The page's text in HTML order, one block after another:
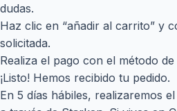
dudas.
Haz clic en “añadir al carrito” y
solicitada.
Realiza el pago con el método
¡Listo! Hemos recibido tu pedido.
En 5 días hábiles, realizaremos